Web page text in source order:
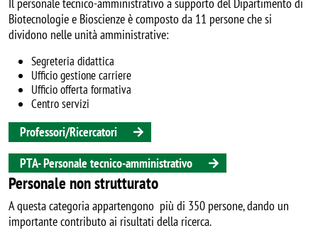
Il personale tecnico-amministrativo a supporto del Dipartimento di
Biotecnologie e Bioscienze è composto da 11 persone che si
dividono nelle unità amministrative:
Segreteria didattica
Ufficio gestione carriere
Ufficio offerta formativa
Centro servizi
Professori/Ricercatori
PTA- Personale tecnico-amministrativo
Personale non strutturato
A questa categoria appartengono più di 350 persone, dando un
importante contributo ai risultati della ricerca.